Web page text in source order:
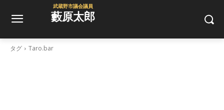
武蔵野市議会議員
藪原太郎
タグ Taro.bar